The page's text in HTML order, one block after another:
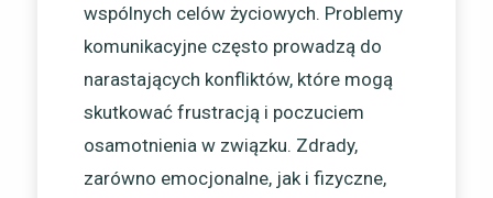
wspólnych celów życiowych. Problemy
komunikacyjne często prowadzą do
narastających konfliktów, które mogą
skutkować frustracją i poczuciem
osamotnienia w związku. Zdrady,
zarówno emocjonalne, jak i fizyczne,